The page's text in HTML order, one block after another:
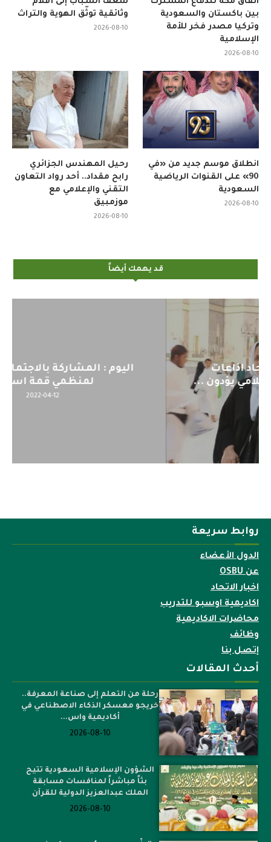
شغف الشباب إلى أفلام
وثائقية توثّق الهوية والتراث
اتفاق مكة للدفاع المشترك
بين باكستان والسعودية
وتركيا مصدر فخر للأمة
الإسلامية
رحيل المهندس الجزائري
رابح مقداد.. أحد رواد التعاون
التقني والإعلامي مع
موزمبيق
انطلاق موسم جديد من «في
90» على القنوات الرياضية
السعودية
قد يهمك أيضاً
اليوم : المشاركة بالاجتماع التحضيري
لمنظمي قمة اسيا...
روابط سريعة
الدول الأعضاء
عن OSBU
اخبار الاتحاد
اكاديمية اوسبو للتدريب
محاضرات الاكاديمية
وظائف
إتصل بنا
رحلة من التعلم إلى صناعة المعرفة..
خريجو معسكر الذكاء الاصطناعي في
أكاديمية واس...
الشؤون الإسلامية السعودية تتيح
بثاً مباشراً لمنافسات مسابقة
الملك عبدالعزيز الدولية للقرآن